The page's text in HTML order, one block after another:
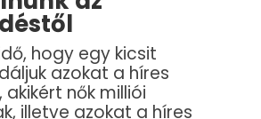
hogy egy kicsit
azokat a híres
nők milliói
illetve azokat a híres